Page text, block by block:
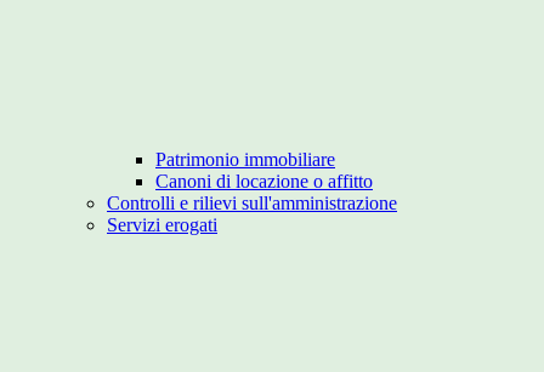
Patrimonio immobiliare
Canoni di locazione o affitto
Controlli e rilievi sull'amministrazione
Servizi erogati